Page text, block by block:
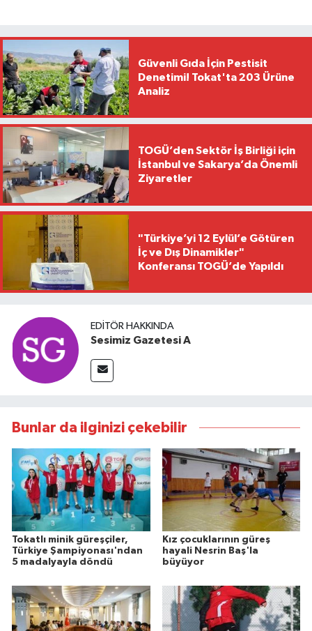
Güvenli Gıda İçin Pestisit
Denetimi! Tokat'ta 203 Ürüne
Analiz
TOGÜ’den Sektör İş Birliği için
İstanbul ve Sakarya’da Önemli
Ziyaretler
"Türkiye’yi 12 Eylül’e Götüren
İç ve Dış Dinamikler"
Konferansı TOGÜ’de Yapıldı
EDITÖR HAKKINDA
Sesimiz Gazetesi A
Bunlar da ilginizi çekebilir
Tokatlı minik güreşçiler,
Türkiye Şampiyonası'ndan
5 madalyayla döndü
Kız çocuklarının güreş
hayali Nesrin Baş'la
büyüyor